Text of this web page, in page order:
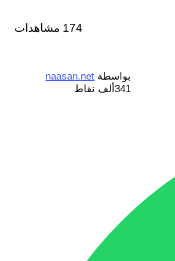
174 مشاهدات
بواسطة naasan.net
341ألف
نقاط